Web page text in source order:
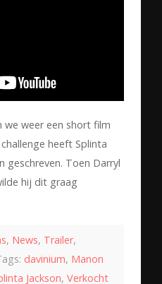
we weer een short film
heeft Splinta
geschreven. Toen Darryl
hij dit graag
, News, Trailer,
davinium, Manon
Jackson, Verkocht